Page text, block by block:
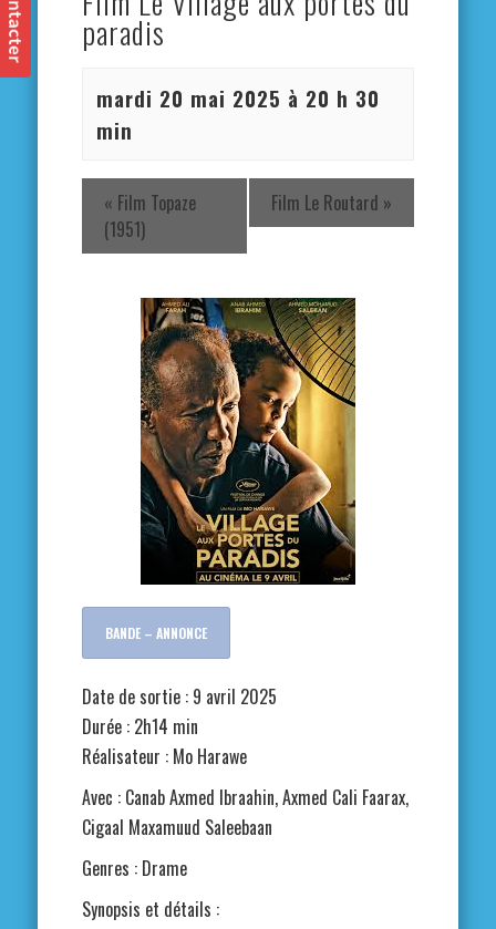
paradis
mardi 20 mai 2025 à 20 h 30
min
« Film Topaze
(1951)
Film Le Routard »
BANDE – ANNONCE
Date de sortie : 9 avril 2025
Durée : 2h14 min
Réalisateur : Mo Harawe
Avec : Canab Axmed Ibraahin, Axmed Cali Faarax,
Cigaal Maxamuud Saleebaan
Genres : Drame
Synopsis et détails :